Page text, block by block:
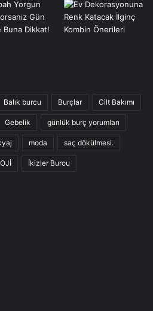
Balık burcu Burçlar Cilt Bakımı
Gebelik günlük burç yorumları
moda saç dökülmesi.
İkizler Burcu